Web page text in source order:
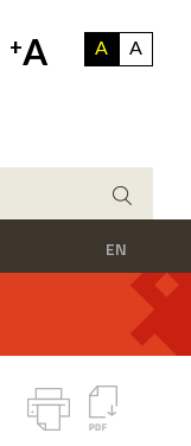
A
A
+A
EN